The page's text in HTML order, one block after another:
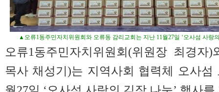
▲오류1동주민자치위원회와 오류동 감리교회는 지난 11월27일 ‘오사섬 사랑
오류1동주민자치위원회(위원장 최경자
목사 채성기)는 지역사회 협력체 오사섬